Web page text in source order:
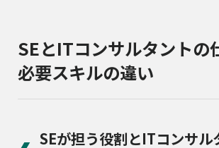
SEとITコンサルタントの
必要スキルの違い
SEが担う役割とITコンサル